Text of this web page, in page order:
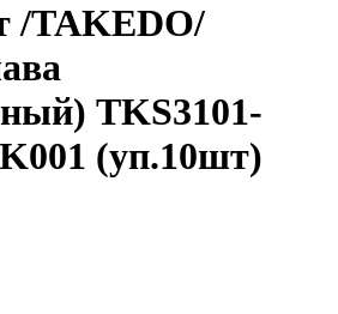
/TAKEDO/
TKS3101-
(уп.10шт)